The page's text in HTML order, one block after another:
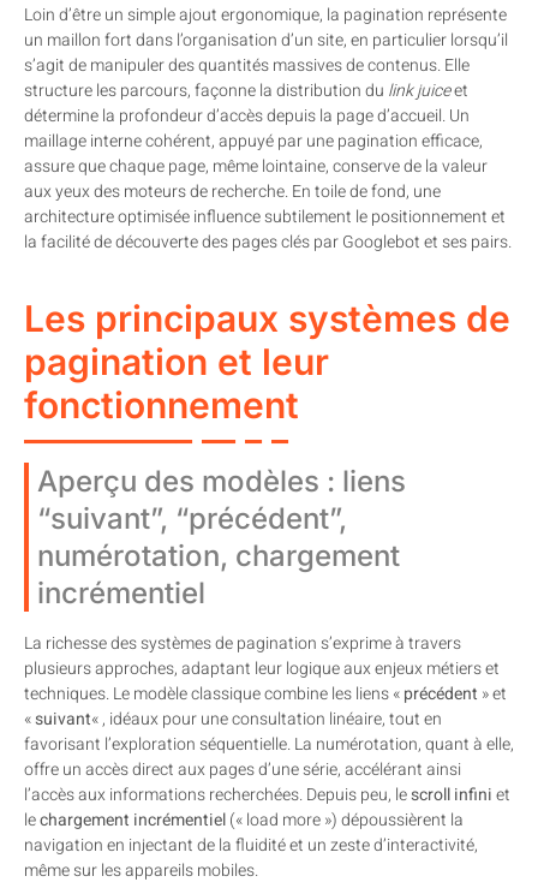
Loin d’être un simple ajout ergonomique, la pagination représente
un maillon fort dans l’organisation d’un site, en particulier lorsqu’il
s’agit de manipuler des quantités massives de contenus. Elle
structure les parcours, façonne la distribution du link juiceet
détermine la profondeur d’accès depuis la page d’accueil. Un
maillage interne cohérent, appuyé par une pagination efficace,
assure que chaque page, même lointaine, conserve de la valeur
aux yeux des moteurs de recherche. En toile de fond, une
architecture optimisée influence subtilement le positionnement et
la facilité de découverte des pages clés par Googlebot et ses pairs.
Les principaux systèmes de
pagination et leur
fonctionnement
Aperçu des modèles : liens
“suivant”, “précédent”,
numérotation, chargement
incrémentiel
La richesse des systèmes de pagination s’exprime à travers
plusieurs approches, adaptant leur logique aux enjeux métiers et
techniques. Le modèle classique combine les liens «précédent » et
«suivant« , idéaux pour une consultation linéaire, tout en
favorisant l’exploration séquentielle. La numérotation, quant à elle,
offre un accès direct aux pages d’une série, accélérant ainsi
l’accès aux informations recherchées. Depuis peu, lescroll infiniet
lechargement incrémentiel(« load more ») dépoussièrent la
navigation en injectant de la fluidité et un zeste d’interactivité,
même sur les appareils mobiles.